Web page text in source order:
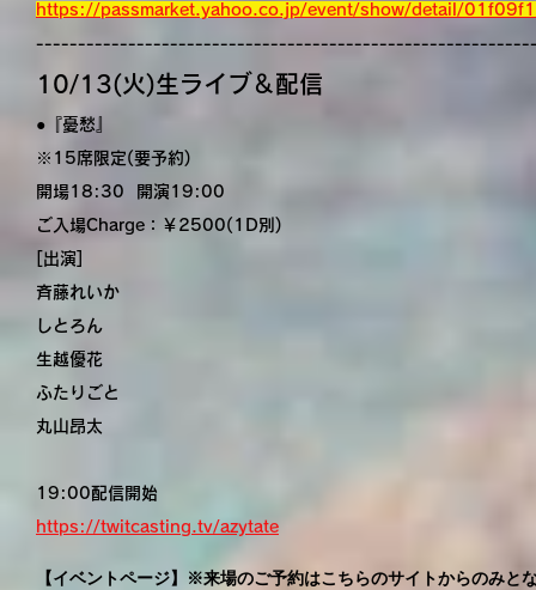
https://passmarket.yahoo.co.jp/event/show/detail/
10/13(火)生ライブ＆配信
●『憂愁』
※15席限定(要予約)
開場18:30 開演19:00
ご入場Charge：￥2500(1D別)
[出演]
斉藤れいか
しとろん
生越優花
ふたりごと
丸山昂太
19:00配信開始
https://twitcasting.tv/azytate
【イベントページ】※来場のご予約はこちらのサイトからのみと